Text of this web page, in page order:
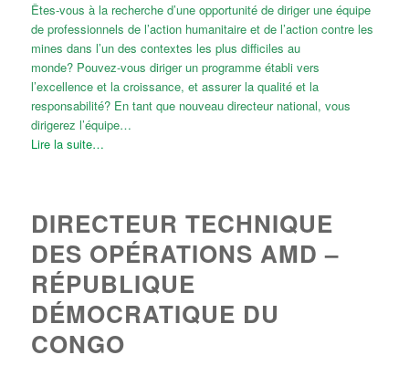
Êtes-vous à la recherche d’une opportunité de diriger une équipe
de professionnels de l’action humanitaire et de l’action contre les
mines dans l’un des contextes les plus difficiles au
monde? Pouvez-vous diriger un programme établi vers
l’excellence et la croissance, et assurer la qualité et la
responsabilité? En tant que nouveau directeur national, vous
dirigerez l’équipe…
Lire la suite…
DIRECTEUR TECHNIQUE
DES OPÉRATIONS AMD –
RÉPUBLIQUE
DÉMOCRATIQUE DU
CONGO